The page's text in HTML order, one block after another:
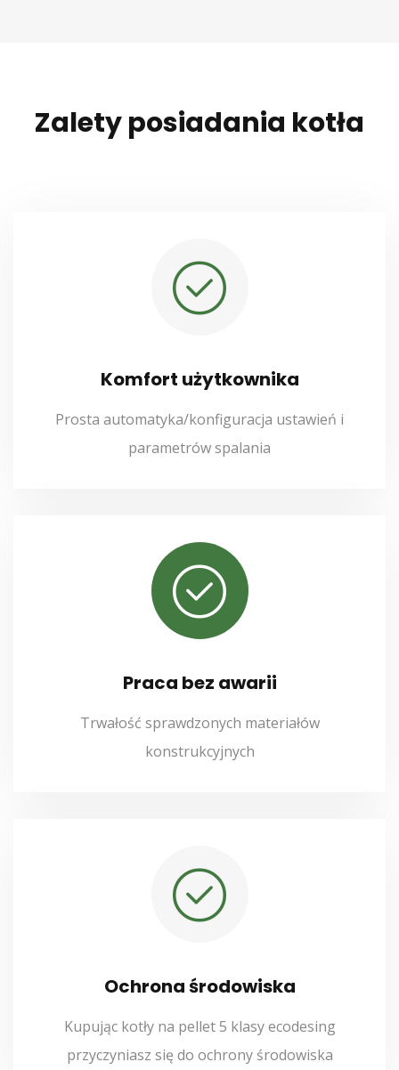
Zalety posiadania kotła
Komfort użytkownika
Prosta automatyka/konfiguracja ustawień i
parametrów spalania
Praca bez awarii
Trwałość sprawdzonych materiałów
konstrukcyjnych
Ochrona środowiska
Kupując kotły na pellet 5 klasy ecodesing
przyczyniasz się do ochrony środowiska